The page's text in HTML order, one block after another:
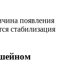
появления
стабилизация